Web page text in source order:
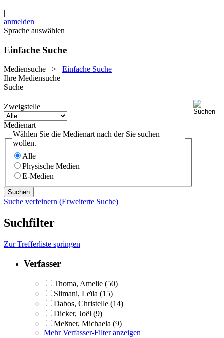
|
anmelden
Sprache auswählen
Einfache Suche
Mediensuche > Einfache Suche
Ihre Mediensuche
Suche
Zweigstelle
Medienart
Wählen Sie die Medienart nach der Sie suchen
wollen.
Alle
Physische Medien
E-Medien
Suche verfeinern (Erweiterte Suche)
Suchfilter
Zur Trefferliste springen
Verfasser
Thoma, Amelie (50)
Slimani, Leïla (15)
Dabos, Christelle (14)
Dicker, Joël (9)
Meßner, Michaela (9)
Mehr Verfasser-Filter anzeigen